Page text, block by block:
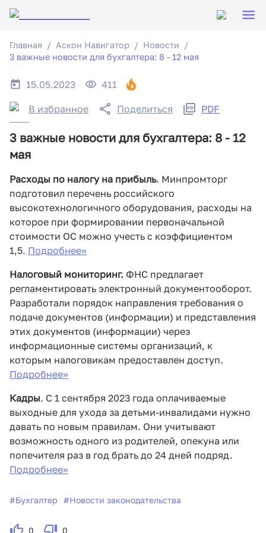
Главная Аскон Навигатор
Новости
3 важные новости для бухгалтера: 8 - 12 мая
15.05.2023 411
В избранное Поделиться PDF
3 важные новости для бухгалтера: 8 - 12
мая
Расходы по налогу на прибыль. Минпромторг
подготовил перечень российского
высокотехнологичного оборудования, расходы на
которое при формировании первоначальной
стоимости ОС можно учесть с коэффициентом
1,5. Подробнее>>
Налоговый мониторинг. ФНС предлагает
регламентировать электронный документооборот.
Разработали порядок направления требования о
подаче документов (информации) и представления
этих документов (информации) через
информационные системы организаций, к
которым налоговикам предоставлен доступ.
Подробнее>>
Кадры. С 1 сентября 2023 года оплачиваемые
выходные для ухода за детьми-инвалидами нужно
давать по новым правилам. Они учитывают
возможность одного из родителей, опекуна или
попечителя раз в год брать до 24 дней подряд.
Подробнее>>
#Бухгалтер #Новости законодательства
0 0